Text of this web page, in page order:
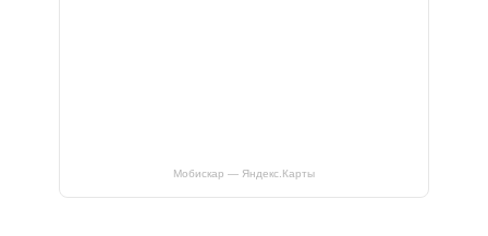
Мобискар — Яндекс.Карты